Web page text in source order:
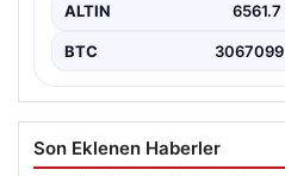
ALTIN 6561.7
BTC 3067099
Son Eklenen Haberler